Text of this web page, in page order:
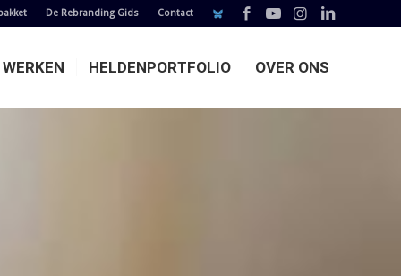
De Rebranding Gids Contact
HELDENPORTFOLIO OVER ONS